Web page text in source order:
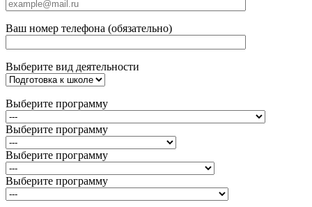
Ваш номер телефона (обязательно)
Выберите вид деятельности
Выберите программу
Выберите программу
Выберите программу
Выберите программу